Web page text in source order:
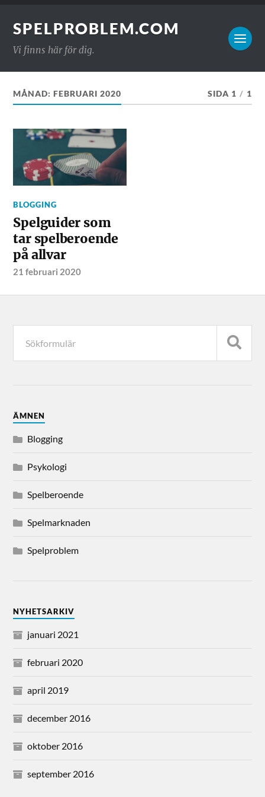
SPELPROBLEM.COM
Vi finns här för dig.
MÅNAD:FEBRUARI 2020 SIDA 1 / 1
BLOGGING
Spelguider som
tar spelberoende
på allvar
21 februari 2020
ÄMNEN
Blogging
Psykologi
Spelberoende
Spelmarknaden
Spelproblem
NYHETSARKIV
januari 2021
februari 2020
april 2019
december 2016
oktober 2016
september 2016